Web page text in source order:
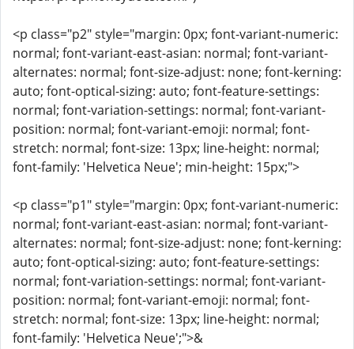
<p class="p2" style="margin: 0px; font-variant-numeric:
normal; font-variant-east-asian: normal; font-variant-
alternates: normal; font-size-adjust: none; font-kerning:
auto; font-optical-sizing: auto; font-feature-settings:
normal; font-variation-settings: normal; font-variant-
position: normal; font-variant-emoji: normal; font-
stretch: normal; font-size: 13px; line-height: normal;
font-family: 'Helvetica Neue'; min-height: 15px;">
<p class="p1" style="margin: 0px; font-variant-numeric:
normal; font-variant-east-asian: normal; font-variant-
alternates: normal; font-size-adjust: none; font-kerning:
auto; font-optical-sizing: auto; font-feature-settings:
normal; font-variation-settings: normal; font-variant-
position: normal; font-variant-emoji: normal; font-
stretch: normal; font-size: 13px; line-height: normal;
font-family: 'Helvetica Neue';">&